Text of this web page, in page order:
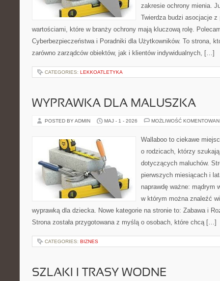
zakresie ochrony mienia.
Twierdza budzi asocjacje
wartościami, które w branży ochrony mają kluczową rolę.
Cyberbezpieczeństwa i Poradniki dla Użytkowników. To strona,
zarówno zarządców obiektów, jak i klientów indywidualnych, […]
CATEGORIES: LEKKOATLETYKA
WYPRAWKA DLA MALUSZKA
POSTED BY ADMIN MAJ - 1 - 2026 MOŻLIWOŚĆ
Wallaboo to ciekawe
o rodzicach, którzy
dotyczących maluchów.
pierwszych miesiącach i
naprawdę ważne: mądrym
w którym można znaleźć
wyprawką dla dziecka. Nowe kategorie na stronie to: Zabawa i
Strona została przygotowana z myślą o osobach, które chcą […]
CATEGORIES: BIZNES
SZLAKI I TRASY WODNE